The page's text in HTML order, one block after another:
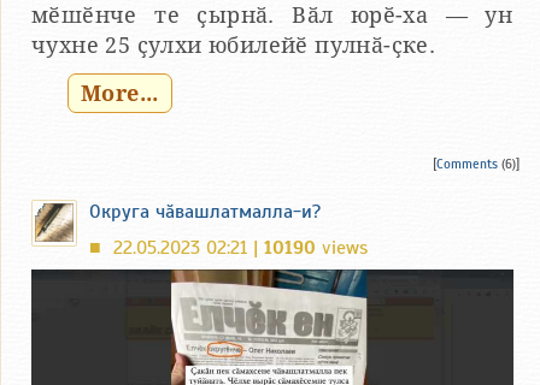
мӗшӗнче те ҫырнӑ. Вӑл юрӗ-ха — ун
чухне 25 ҫулхи юбилейӗ пулнӑ-ҫке.
More...
[Comments (6)]
Округа чӑвашлатмалла-и?
■ 22.05.2023 02:21 | 10190 views